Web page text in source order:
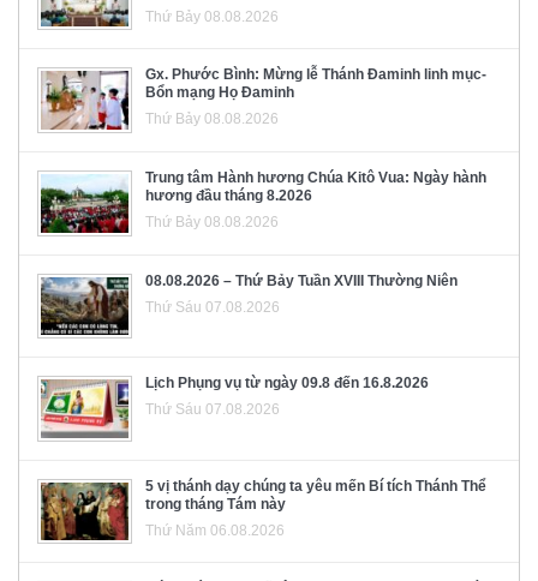
Thứ Bảy 08.08.2026
Gx. Phước Bình: Mừng lễ Thánh Đaminh linh mục-
Bổn mạng Họ Đaminh
Thứ Bảy 08.08.2026
Trung tâm Hành hương Chúa Kitô Vua: Ngày hành
hương đầu tháng 8.2026
Thứ Bảy 08.08.2026
08.08.2026 – Thứ Bảy Tuần XVIII Thường Niên
Thứ Sáu 07.08.2026
Lịch Phụng vụ từ ngày 09.8 đến 16.8.2026
Thứ Sáu 07.08.2026
5 vị thánh dạy chúng ta yêu mến Bí tích Thánh Thể
trong tháng Tám này
Thứ Năm 06.08.2026